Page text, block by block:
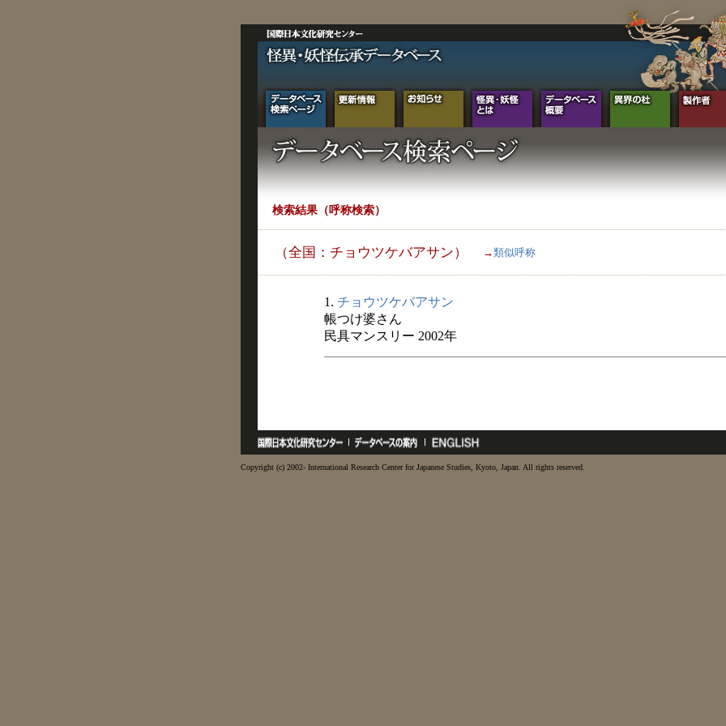
検索結果（呼称検索）
（全国：チョウツケバアサン） →類似呼称
1. チョウツケバアサン
帳つけ婆さん
民具マンスリー 2002年
Copyright (c) 2002- International Research Center for Japanese Studies, Kyoto, Japan. All rights reserved.